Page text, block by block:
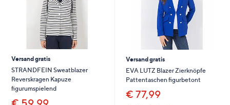
Versand gratis
STRANDFEIN Sweatblazer
Reverskragen Kapuze
figurumspielend
Versand gratis
EVA LUTZ Blazer Zierknöpfe
Pattentaschen figurbetont
€ 77,99